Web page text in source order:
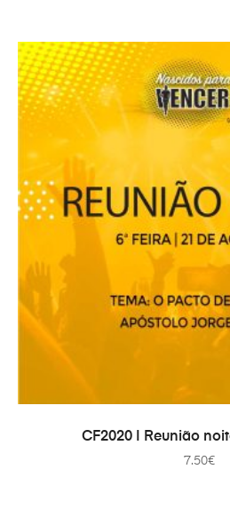
IN DEN
CF2020 | Reunião
7.50€